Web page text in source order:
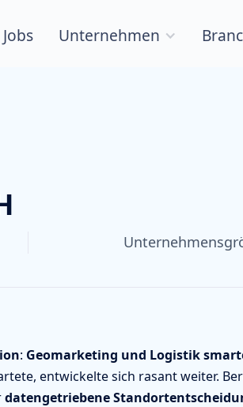
Unternehmen
: Geomarketing und Logistik
entwickelte sich rasant weiter.
datengetriebene